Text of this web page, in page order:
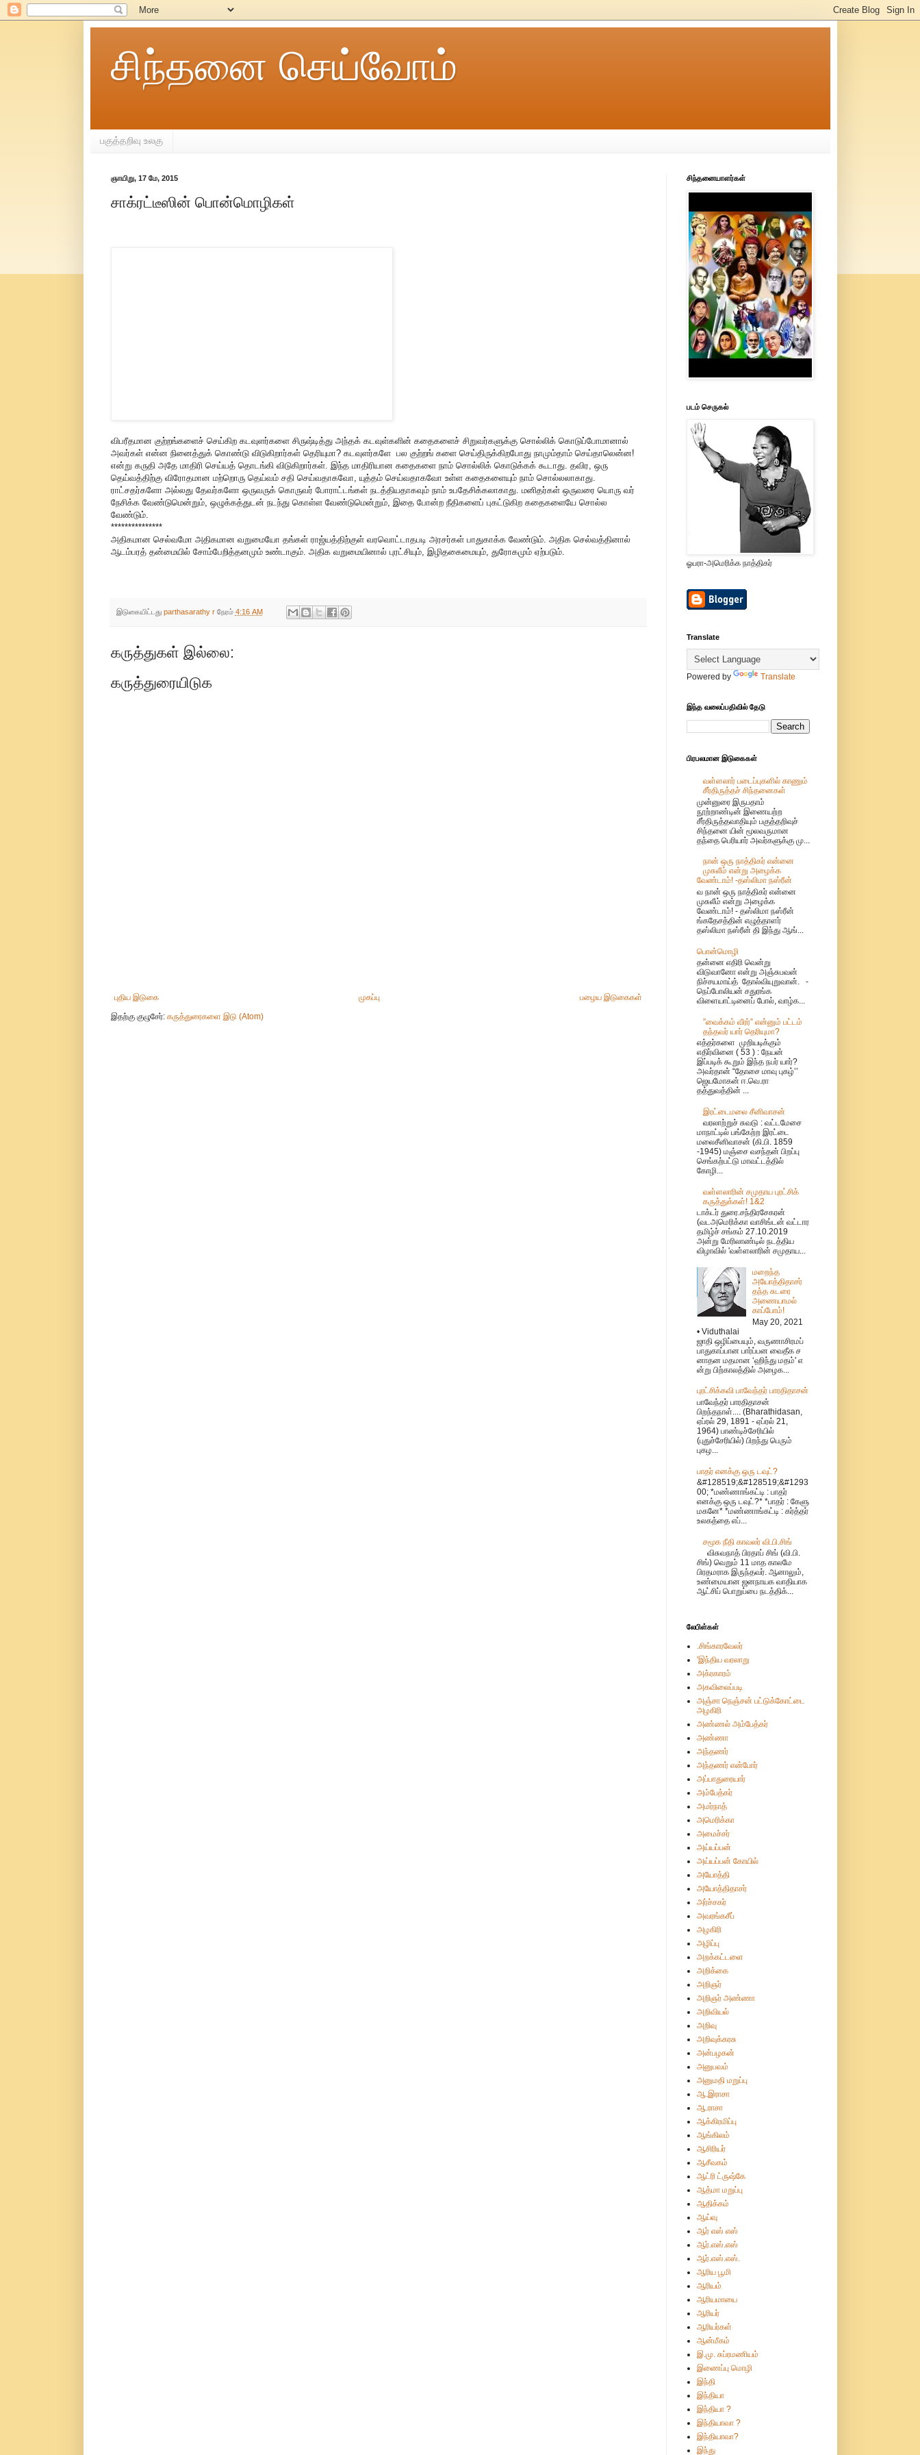
சிந்தனை செய்வோம்
பகுத்தறிவு உலகு
ஞாயிறு, 17 மே, 2015
சாக்ரட்டீஸின் பொன்மொழிகள்
விபரீதமான குற்றங்களைச் செய்கிற கடவுளர்களை சிருஷ்டித்து அந்தக் கடவுள்களின் கதைகளைச் சிறுவர்களுக்கு சொல்லிக் கொடுப்போமானால்
அவர்கள் என்ன நினைத்துக் கொண்டு விடுகிறார்கள் தெரியுமா? கடவுளர்களே பல குற்றங் களை செய்திருக்கிறபோது நாமும்தாம் செய்தாலென்ன!
என்று கருதி அதே மாதிரி செய்யத் தொடங்கி விடுகிறார்கள். இந்த மாதிரியான கதைகளை நாம் சொல்லிக் கொடுக்கக் கூடாது. தவிர, ஒரு
தெய்வத்திற்கு விரோதமான மற்றொரு தெய்வம் சதி செய்வதாகவோ, யுத்தம் செய்வதாகவோ உள்ள கதைகளையும் நாம் சொல்லலாகாது.
ராட்சதர்களோ அல்லது தேவர்களோ ஒருவருக் கொருவர் போராட்டங்கள் நடத்தியதாகவும் நாம் உபதேசிக்கலாகாது. மனிதர்கள் ஒருவரை யொரு வர்
நேசிக்க வேண்டுமென்றும், ஒழுக்கத்துடன் நடந்து கொள்ள வேண்டுமென்றும், இதை போன்ற நீதிகளைப் புகட்டுகிற கதைகளையே சொல்ல
வேண்டும்.
***************
அதிகமான செல்வமோ அதிகமான வறுமையோ தங்கள் ராஜ்யத்திற்குள் வரவொட்டாதபடி அரசர்கள் பாதுகாக்க வேண்டும். அதிக செல்வத்தினால்
ஆடம்பரத் தன்மையில் சோம்பேறித்தனமும் உண்டாகும். அதிக வறுமையினால் புரட்சியும், இழிதகைமையும், துரோகமும் ஏற்படும்.
இடுகையிட்டது parthasarathy r நேரம் 4:16 AM
கருத்துகள் இல்லை:
கருத்துரையிடுக
புதிய இடுகை பழைய இடுகைகள்
முகப்பு
இதற்கு குழுசேர்: கருத்துரைகளை இடு (Atom)
சிந்தனையாளர்கள்
படம் செருகல்
ஓபரா-அமெரிக்க நாத்திகர்
Translate
Powered by Translate
இந்த வலைப்பதிவில் தேடு
பிரபலமான இடுகைகள்
வள்ளலார் படைப்புகளில் காணும்
சீர்திருத்தச் சிந்தனைகள்
முன்னுரை இருபதாம்
நூற்றாண்டின் இணையற்ற
சீர்திருத்தவாதியும் பகுத்தறிவுச்
சிந்தனை யின் மூலவருமான
தந்தை பெரியார் அவர்களுக்கு மு...
நான் ஒரு நாத்திகர் என்னை
முசுலீம் என்று அழைக்க
வேண்டாம்! -தஸ்லிமா நஸ்ரீன்
வ நான் ஒரு நாத்திகர் என்னை
முசுலீம் என்று அழைக்க
வேண்டாம்! - தஸ்லிமா நஸ்ரீன்
ங்கதேசத்தின் எழுத்தாளர்
தஸ்லிமா நஸ்ரீன் தி இந்து ஆங்...
பொன்மொழி
தன்னை எதிரி வென்று
விடுவானோ என்று அஞ்சுபவன்
நிச்சயமாய்த் தோல்வியுறுவான். -
நெப்போலியன் சதுரங்க
விளையாட்டினைப் போல், வாழ்க...
”வைக்கம் வீரர்” என்னும் பட்டம்
தந்தவர் யார் தெரியுமா?
எத்தர்களை முறியடிக்கும்
எதிர்வினை ( 53 ) : நேயன்
இப்படிக் கூறும் இந்த நபர் யார்?
அவர்தான் “தோசை மாவு புகழ்’’
ஜெயமோகன் ஈ.வெ.ரா
தத்துவத்தின் ...
இரட்டைமலை சீனிவாசன்
வரலாற்றுச் சுவடு : வட்டமேசை
மாநாட்டில் பங்கேற்ற இரட்டை
மலைசீனிவாசன் (கி.பி. 1859
-1945) மஞ்சை வசந்தன் பிறப்பு
செங்கற்பட்டு மாவட்டத்தில்
கோழி...
வள்ளலாரின் சமுதாய புரட்சிக்
கருத்துக்கள்! 1&2
டாக்டர் துரை.சந்திரசேகரன்
(வடஅமெரிக்கா வாசிங்டன் வட்டார
தமிழ்ச் சங்கம் 27.10.2019
அன்று மேரிலாண்டில் நடத்திய
விழாவில் 'வள்ளலாரின் சமுதாய...
மறைந்த
அயோத்திதாசர்
தந்த சுடரை
அணையாமல்
காப்போம்!
May 20, 2021
• Viduthalai
ஜாதி ஒழிப்பையும், வருணாசிரமப்
பாதுகாப்பான பார்ப்பன வைதீக ச
னாதன மதமான ‘ஹிந்து மதம்' எ
ன்று பிற்காலத்தில் அழைக...
புரட்சிக்கவி பாவேந்தர் பாரதிதாசன்
பாவேந்தர் பாரதிதாசன்
பிறந்தநாள்.... (Bharathidasan,
ஏப்ரல் 29, 1891 - ஏப்ரல் 21,
1964) பாண்டிச்சேரியில்
(புதுச்சேரியில்) பிறந்து பெரும்
புகழ...
பாதர் எனக்கு ஒரு டவுட்?
&#128519;&#128519;&#1293
00; *மண்ணாங்கட்டி : பாதர்
எனக்கு ஒரு டவுட்?* *பாதர் : கேளு
மகனே* *மண்ணாங்கட்டி : கர்த்தர்
உலகத்தை எப்...
சமூக நீதி காவலர் வி.பி.சிங்
விசுவநாத் பிரதாப் சிங் (வி.பி.
சிங்) வெறும் 11 மாத காலமே
பிரதமராக இருந்தவர். ஆனாலும்,
உண்மையான ஜனநாயக வாதியாக
ஆட்சிப் பொறுப்பை நடத்திக்...
லேபிள்கள்
.சிங்காரவேலர்
'இந்திய வரலாறு
அக்ரகாரம்
அகவிலைப்படி
அஞ்சா நெஞ்சன் பட்டுக்கோட்டை
அழகிரி
அண்ணல் அம்பேத்கர்
அண்ணா
அந்தணர்
அந்தணர் என்போர்
அப்பாதுரையார்
அம்பேத்கர்
அமர்நாத்
அமெரிக்கா
அமைச்சர்
அய்யப்பன்
அய்யப்பன் கோயில்
அயோத்தி
அயோத்திதாசர்
அர்ச்சகர்
அவரங்கசீப்
அழகிரி
அழிப்பு
அறக்கட்டளை
அறிக்கை
அறிஞர்
அறிஞர் அண்ணா
அறிவியல்
அறிவு
அறிவுக்கரசு
அன்பழகன்
அனுபவம்
அனுமதி மறுப்பு
ஆ.இராசா
ஆ.ராசா
ஆக்கிரமிப்பு
ஆங்கிலம்
ஆசிரியர்
ஆசீவகம்
ஆட்ரி ட்ருஷ்கே
ஆத்மா மறுப்பு
ஆதிக்கம்
ஆய்வு
ஆர் எஸ் எஸ்
ஆர்.எஸ்.எஸ்
ஆர்.எஸ்.எஸ்.
ஆரிய பூமி
ஆரியம்
ஆரியமாயை
ஆரியர்
ஆரியர்கள்
ஆன்மீகம்
இ.மு. சுப்ரமணியம்
இணைப்பு மொழி
இந்தி
இந்தியா
இந்தியா ?
இந்தியாவா ?
இந்தியாவா?
இந்து